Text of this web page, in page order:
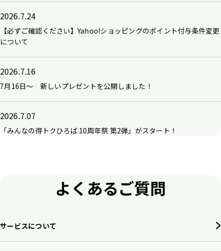
2026.7.24
【必ずご確認ください】Yahoo!ショッピングのポイント付与条件変更
について
2026.7.16
7月16日～ 新しいプレゼントを公開しました！
2026.7.07
「みんなの得トクひろば 10周年祭 第2弾」がスタート！
よくあるご質問
サービスについて